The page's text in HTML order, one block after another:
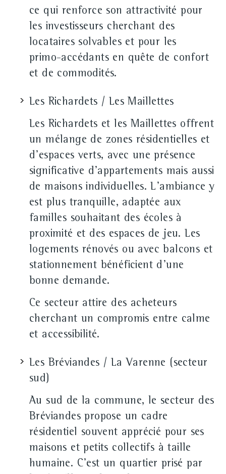
ce qui renforce son attractivité pour
les investisseurs cherchant des
locataires solvables et pour les
primo‑accédants en quête de confort
et de commodités.
Les Richardets / Les Maillettes
Les Richardets et les Maillettes offrent
un mélange de zones résidentielles et
d'espaces verts, avec une présence
significative d'appartements mais aussi
de maisons individuelles. L'ambiance y
est plus tranquille, adaptée aux
familles souhaitant des écoles à
proximité et des espaces de jeu. Les
logements rénovés ou avec balcons et
stationnement bénéficient d'une
bonne demande.
Ce secteur attire des acheteurs
cherchant un compromis entre calme
et accessibilité.
Les Bréviandes / La Varenne (secteur
sud)
Au sud de la commune, le secteur des
Bréviandes propose un cadre
résidentiel souvent apprécié pour ses
maisons et petits collectifs à taille
humaine. C'est un quartier prisé par